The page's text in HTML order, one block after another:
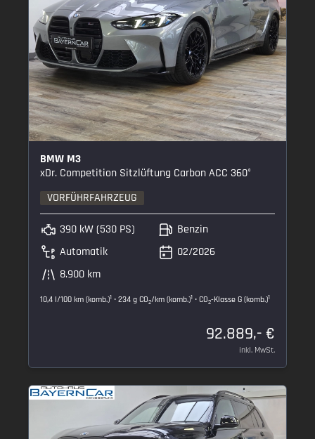
BMW M3
xDr. Competition Sitzlüftung Carbon ACC 360°
VORFÜHRFAHRZEUG
390 kW (530 PS)
Automatik
8.900 km
Benzin
02/2026
10,4 l/100 km (komb.)1 • 234 g CO2/km (komb.)1 • CO2-Klasse G (komb.)1
92.889,- €
inkl. MwSt.